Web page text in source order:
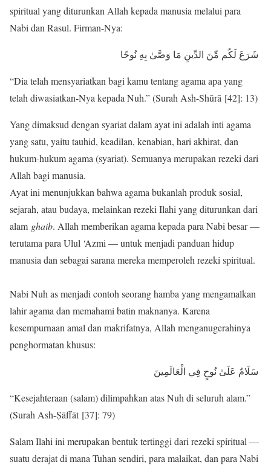
spiritual yang diturunkan Allah kepada manusia melalui para
Nabi dan Rasul. Firman-Nya:
“Dia telah mensyariatkan bagi kamu tentang agama apa yang
telah diwasiatkan-Nya kepada Nuh.” (Surah Ash-Shūrā [42]: 13)
Yang dimaksud dengan syariat dalam ayat ini adalah inti agama
yang satu, yaitu tauhid, keadilan, kenabian, hari akhirat, dan
hukum-hukum agama (syariat). Semuanya merupakan rezeki dari
Allah bagi manusia.
Ayat ini menunjukkan bahwa agama bukanlah produk sosial,
sejarah, atau budaya, melainkan rezeki Ilahi yang diturunkan dari
alam ghaib. Allah memberikan agama kepada para Nabi besar —
terutama para Ulul ‘Azmi — untuk menjadi panduan hidup
manusia dan sebagai sarana mereka memperoleh rezeki spiritual.
Nabi Nuh as menjadi contoh seorang hamba yang mengamalkan
lahir agama dan memahami batin maknanya. Karena
kesempurnaan amal dan makrifatnya, Allah menganugerahinya
penghormatan khusus:
“Kesejahteraan (salam) dilimpahkan atas Nuh di seluruh alam.”
(Surah Ash-Ṣāffāt [37]: 79)
Salam Ilahi ini merupakan bentuk tertinggi dari rezeki spiritual —
suatu derajat di mana Tuhan sendiri, para malaikat, dan para Nabi